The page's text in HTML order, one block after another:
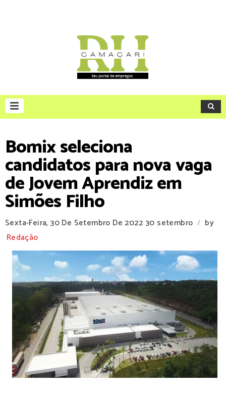
Bomix seleciona
candidatos para nova vaga
de Jovem Aprendiz em
Simões Filho
Sexta-Feira, 30 De Setembro De 2022 30 setembro /
by
Redação